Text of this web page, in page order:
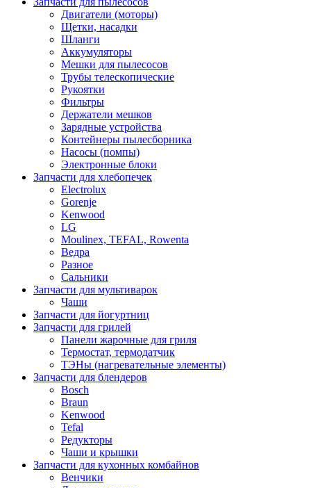
Двигатели (моторы)
Щетки, насадки
Шланги
Аккумуляторы
Мешки для пылесосов
Трубы телескопические
Рукоятки
Фильтры
Держатели мешков
Зарядные устройства
Контейнеры пылесборника
Насосы (помпы)
Электронные блоки
Запчасти для хлебопечек
Electrolux
Gorenje
Kenwood
LG
Moulinex, TEFAL, Rowenta
Ведра
Разное
Сальники
Запчасти для мультиварок
Чаши
Запчасти для йогуртниц
Запчасти для грилей
Панели жарочные для гриля
Термостат, термодатчик
ТЭНы (нагревательные элементы)
Запчасти для блендеров
Bosch
Braun
Kenwood
Tefal
Редукторы
Чаши и крышки
Запчасти для кухонных комбайнов
Венчики